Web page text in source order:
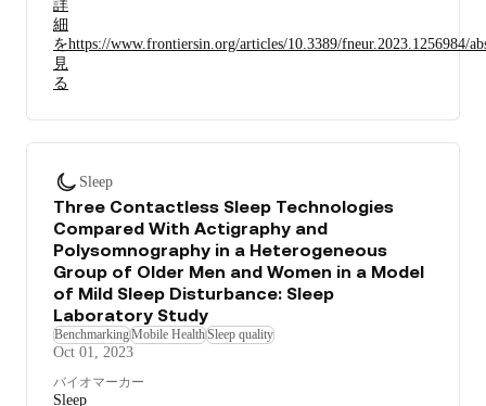
詳
細
を
見
る
https://www.frontiersin.org/articles/10.3389/fneur.2023.1256984/
Sleep
Three Contactless Sleep Technologies
Compared With Actigraphy and
Polysomnography in a Heterogeneous
Group of Older Men and Women in a Model
of Mild Sleep Disturbance: Sleep
Laboratory Study
BenchmarkingMobile HealthSleep quality
Oct 01, 2023
バイオマーカー
Sleep